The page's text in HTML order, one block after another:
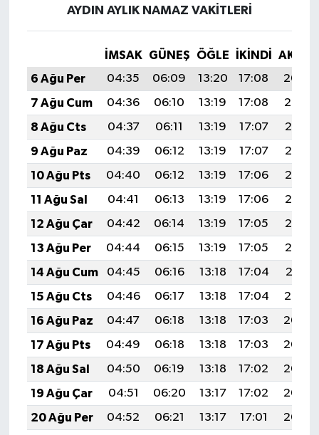
AYDIN AYLIK NAMAZ VAKITLERI
İMSAK GÜNEŞ ÖĞLE İKINDI
6 Ağu Per
04:35 06:09 13:20 17:08
20:20
7 Ağu Cum
04:36 06:10 13:19 17:08
20:19
8 Ağu Cts
04:37 06:11 13:19 17:07
20:18
9 Ağu Paz
04:39 06:12 13:19 17:07
20:17
10 Ağu Pts
04:40 06:12 13:19 17:06
20:16
11 Ağu Sal
04:41 06:13 13:19 17:06
20:15
12 Ağu Çar
04:42 06:14 13:19 17:05
20:13
13 Ağu Per
04:44 06:15 13:19 17:05
20:12
14 Ağu Cum
04:45 06:16 13:18 17:04
20:11
15 Ağu Cts
04:46 06:17 13:18 17:04
20:10
16 Ağu Paz
04:47 06:18 13:18 17:03
20:08
17 Ağu Pts
04:49 06:18 13:18 17:03
20:07
18 Ağu Sal
04:50 06:19 13:18 17:02
20:06
19 Ağu Çar
04:51 06:20 13:17 17:02
20:05
20 Ağu Per
04:52 06:21 13:17 17:01
20:03